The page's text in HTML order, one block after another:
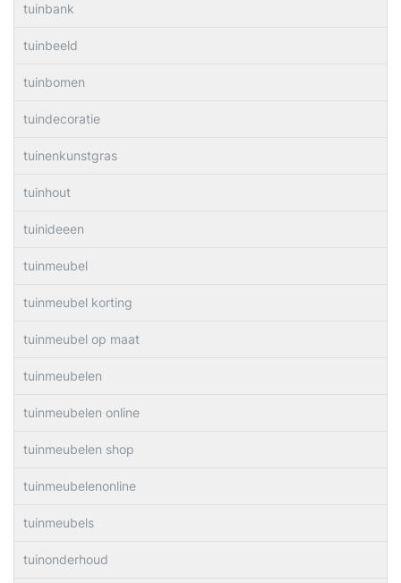
tuinbank
tuinbeeld
tuinbomen
tuindecoratie
tuinenkunstgras
tuinhout
tuinideeen
tuinmeubel
tuinmeubel korting
tuinmeubel op maat
tuinmeubelen
tuinmeubelen online
tuinmeubelen shop
tuinmeubelenonline
tuinmeubels
tuinonderhoud